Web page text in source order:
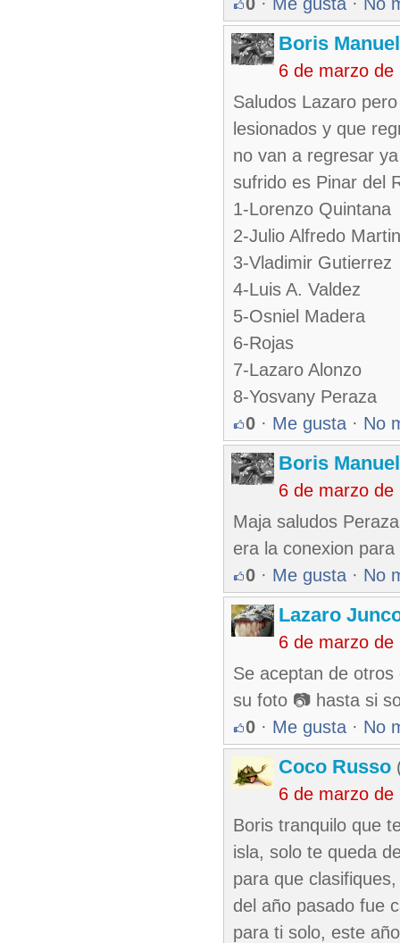
Boris
6 de marzo de
Saludos Lazaro
lesionados y que
no van a regresar
sufrido es Pinar del
1-Lorenzo Quintana
2-Julio Alfredo
3-Vladimir Gutierrez
4-Luis A. Valdez
5-Osniel Madera
6-Rojas
7-Lazaro Alonzo
8-Yosvany Peraza
0 · Me gusta · No
Boris
6 de marzo de
Maja saludos
era la conexion
0 · Me gusta · No
Lazaro
6 de marzo de
Se aceptan de
su foto 📷 hasta si
0 · Me gusta · No
Coco Russo
6 de marzo de
Boris tranquilo que
isla, solo te queda
para que
del año pasado fue
para ti solo, este